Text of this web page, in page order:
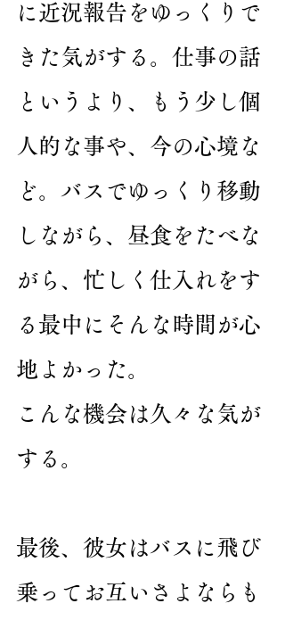
に近況報告をゆっくりで
きた気がする。仕事の話
というより、もう少し個
人的な事や、今の心境な
ど。バスでゆっくり移動
しながら、昼食をたべな
がら、忙しく仕入れをす
る最中にそんな時間が心
地よかった。
こんな機会は久々な気が
する。
最後、彼女はバスに飛び
乗ってお互いさよならも